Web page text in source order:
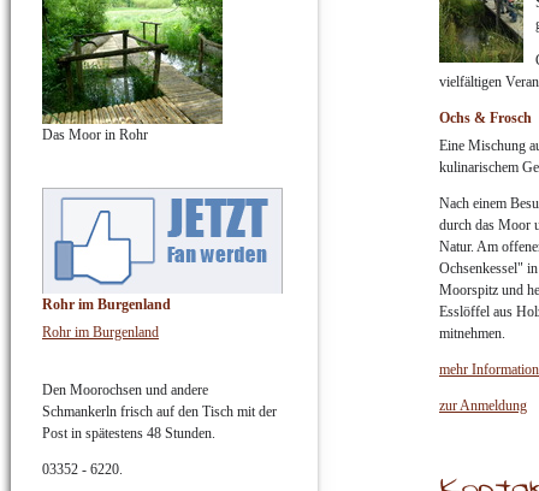
Das Moor in Rohr
Rohr im Burgenland
Rohr im Burgenland
Den Moorochsen und andere
Schmankerln frisch auf den Tisch mit der
Post in spätestens 48 Stunden.
03352 - 6220.
vielfältigen
Ochs & Frosch
Eine Mischung
kulinarischem
Nach einem
durch das Moor
Natur. Am
Ochsenkessel"
Moorspitz und
Esslöffel aus
mitnehmen.
mehr Information
zur Anmeldung